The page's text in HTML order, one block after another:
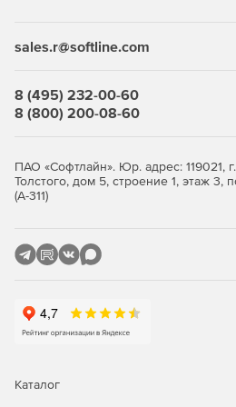
нужны, и не переплачивает за
использовать.
Если необходимо обеспечить
управление защитой рабочих
лицензирование Центра
нескольких компьютеров, до
администрирование защиты
серверов приложений (включая
sales.r@softline.com
8 (495) 232-00-60
8 (800) 200-08-60
ПАО «Софтлайн». Юр. адрес: 119021,
Толстого, дом 5, строение 1, этаж
(А-311)
Каталог